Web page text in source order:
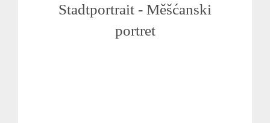
Stadtportrait - Měšćanski
portret